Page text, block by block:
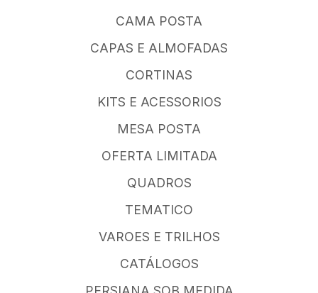
CAMA POSTA
CAPAS E ALMOFADAS
CORTINAS
KITS E ACESSORIOS
MESA POSTA
OFERTA LIMITADA
QUADROS
TEMATICO
VAROES E TRILHOS
CATÁLOGOS